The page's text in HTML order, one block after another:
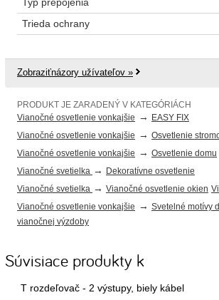
Trieda ochrany
Zobraziťnázory užívateľov »
PRODUKT JE ZARADENÝ V KATEGÓRIÁCH
Vianočné osvetlenie vonkajšie → EASY FIX
Vianočné osvetlenie vonkajšie → Osvetlenie
Vianočné osvetlenie vonkajšie → Osvetlenie domu
Vianočné svetielka → Dekoratívne osvetlenie
Vianočné svetielka → Vianočné osvetlenie okien
Vianočné osvetlenie vonkajšie → Svetelné motívy
vianočnej výzdoby
Súvisiace produkty k
T rozdeľovač - 2 výstupy, biely kábel